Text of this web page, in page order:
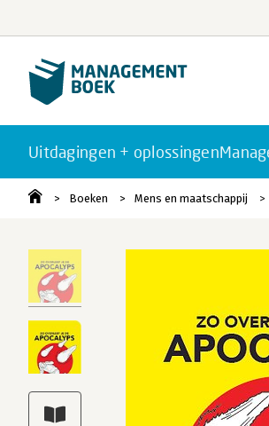
Uitdagingen + oplossingen
Boeken Mens en maatschappij